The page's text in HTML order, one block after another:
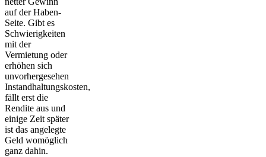
auf der Haben-
Seite. Gibt es
Schwierigkeiten
mit der
Vermietung oder
erhöhen sich
unvorhergesehen
Instandhaltungskosten,
fällt erst die
Rendite aus und
einige Zeit später
ist das angelegte
Geld womöglich
ganz dahin.